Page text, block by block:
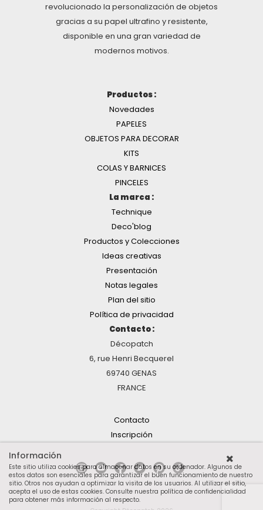
revolucionado la personalización de objetos
gracias a su papel ultrafino y resistente,
disponible en una gran variedad de
modernos motivos.
Productos :
Novedades
PAPELES
OBJETOS PARA DECORAR
KITS
COLAS Y BARNICES
PINCELES
La marca :
Technique
Deco'blog
Productos y Colecciones
Ideas creativas
Presentación
Notas legales
Plan del sitio
Política de privacidad
Contacto :
Décopatch
6, rue Henri Becquerel
69740 GENAS
FRANCE
Contacto
Inscripción
Información
Este sitio utiliza cookies para almacenar datos en su ordenador. Algunos de
estos datos son esenciales para garantizar el buen funcionamiento de nuestro
sitio. Otros nos ayudan a optimizar la visita de los usuarios. Al utilizar el sitio,
acepta el uso de estas cookies. Consulte nuestra política de confidencialidad
para obtener más información al respecto.